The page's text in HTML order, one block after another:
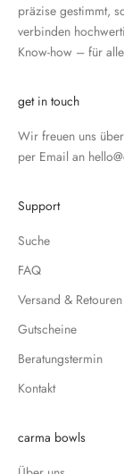
präzise gestimmt,
verbinden
Know-how – für
get in touch
Wir freuen uns
per Email an
Support
Suche
FAQ
Versand & Retouren
Gutscheine
Beratungstermin
Kontakt
carma bowls